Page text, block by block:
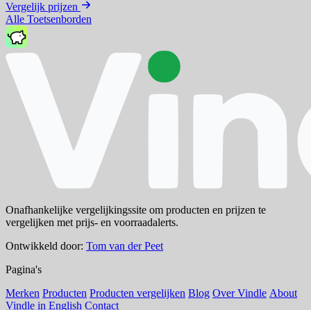
Vergelijk prijzen
Alle Toetsenborden
Onafhankelijke vergelijkingssite om producten en prijzen te
vergelijken met prijs- en voorraadalerts.
Ontwikkeld door: Tom van der Peet
Pagina's
Merken Producten Producten vergelijken Blog Over Vindle About
Vindle in English Contact